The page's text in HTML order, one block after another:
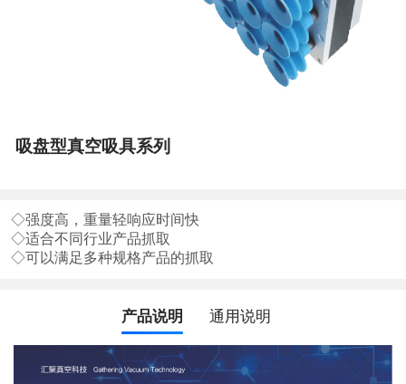
吸盘型真空吸具系列
◇强度高，重量轻响应时间快
◇适合不同行业产品抓取
◇可以满足多种规格产品的抓取
产品说明 通用说明